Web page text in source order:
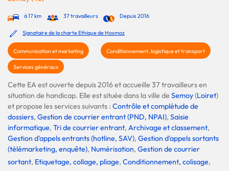
à 17 km 37 travailleurs Depuis 2016
Signataire de la charte Ethique de Hosmoz
Communication et marketing Conditionnement, logistique et transport
Services généraux
Cette EA est ouverte depuis 2016 et accueille 37 travailleurs en
situation de handicap. Elle est située dans la ville deSemoy(Loiret)
et propose les services suivants : Contrôle et complétude de
dossiers, Gestion de courrier entrant (PND, NPAI), Saisie
informatique, Tri de courrier entrant, Archivage et classement,
Gestion d'appels entrants (hotline, SAV), Gestion d'appels sortants
(télémarketing, enquête), Numérisation, Gestion de courrier
sortant, Etiquetage, collage, pliage, Conditionnement, colisage,